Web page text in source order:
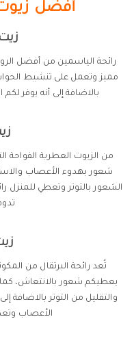
أفضل
رائحة الياسمين من أفضل
مميز وتعمل على تنشيط
بالاضافة إلى أنه يوفر
من الزيوت العطرية الفواحة
شعور بهدوء الأعصاب
الشعور بالتوتر وتعطي للمنزل
تُعد رائحة البرتقال من
يعطيكم شعور بالانتعاش،
والتقليل من التوتر
الأعصاب